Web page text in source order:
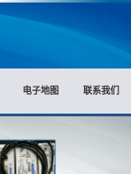
电子地图 联系我们